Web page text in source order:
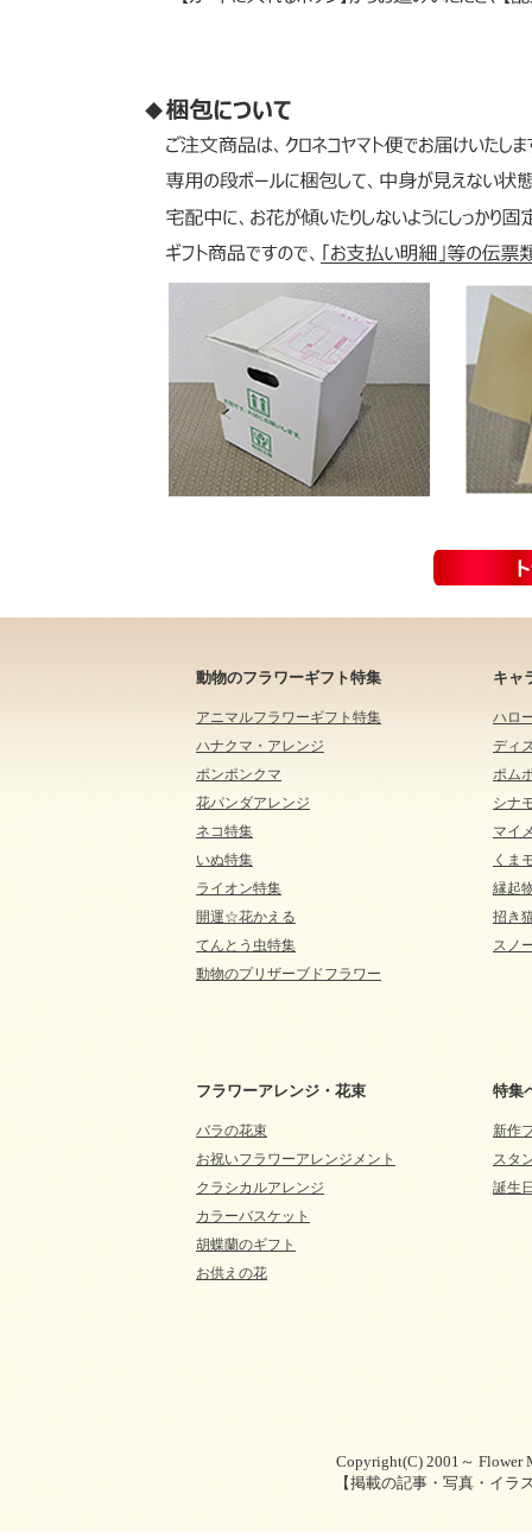
動物のフラワーギフト特集 キャ
アニマルフラワーギフト特集
ハナクマ・アレンジ
ポンポンクマ
花パンダアレンジ
ネコ特集
いぬ特集
ライオン特集
開運☆花かえる
てんとう虫特集
動物のプリザーブドフラワー
ハロ
ディ
ポム
シナ
マイ
くま
縁起
招き
スノ
フラワーアレンジ・花束 特集
バラの花束
お祝いフラワーアレンジメント
クラシカルアレンジ
カラーバスケット
胡蝶蘭のギフト
お供えの花
新作
スタ
誕生
Copyright(C) 2001～ Flower
【掲載の記事・写真・イ